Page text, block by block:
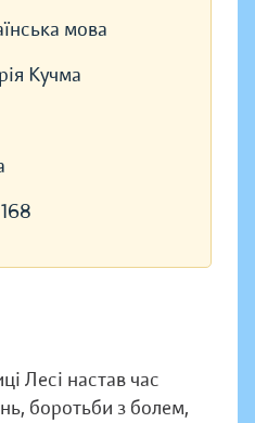
мова
Кучма
168
Лесі настав час
боротьби з болем,